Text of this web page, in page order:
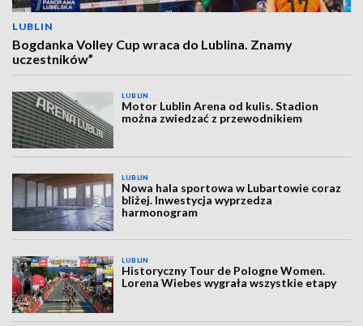
LUBLIN
Bogdanka Volley Cup wraca do Lublina. Znamy
uczestników”
LUBLIN
Motor Lublin Arena od kulis. Stadion
można zwiedzać z przewodnikiem
LUBLIN
Nowa hala sportowa w Lubartowie coraz
bliżej. Inwestycja wyprzedza
harmonogram
LUBLIN
Historyczny Tour de Pologne Women.
Lorena Wiebes wygrała wszystkie etapy